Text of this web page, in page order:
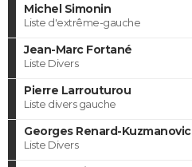
Michel Simonin
Liste d'extrême-gauche
Jean-Marc Fortané
Liste Divers
Pierre Larrouturou
Liste divers gauche
Georges Renard-Kuzmanovic
Liste Divers